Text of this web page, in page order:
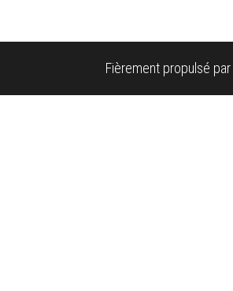
Fièrement propulsé par